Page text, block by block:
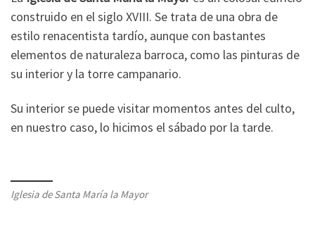
construido en el siglo XVIII. Se trata de una obra de
estilo renacentista tardío, aunque con bastantes
elementos de naturaleza barroca, como las pinturas de
su interior y la torre campanario.
Su interior se puede visitar momentos antes del culto,
en nuestro caso, lo hicimos el sábado por la tarde.
Iglesia de Santa María la Mayor